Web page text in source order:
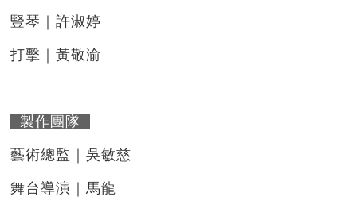
豎琴｜許淑婷
打擊｜黃敬渝
製作團隊
藝術總監｜吳敏慈
舞台導演｜馬龍